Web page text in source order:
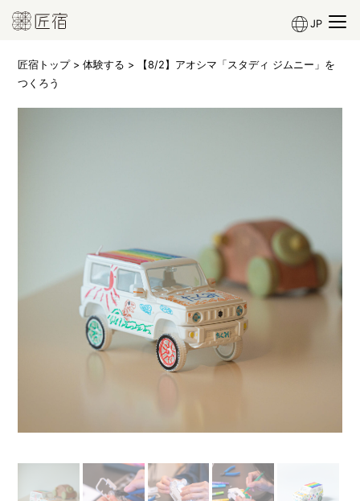
JP
匠宿トップ>体験する > 【8/2】アオシマ「スタディ ジムニー」を
つくろう